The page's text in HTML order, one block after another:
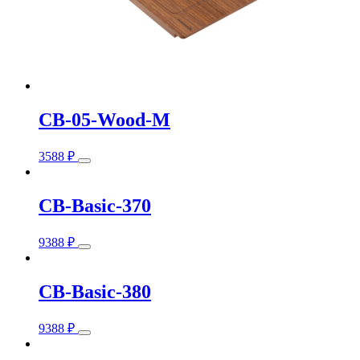
CB-05-Wood-M
3588 ₽
product
multiple
variants.
chosen
on
CB-Basic-370
9388 ₽
product
multiple
variants.
CB-Basic-380
9388 ₽
product